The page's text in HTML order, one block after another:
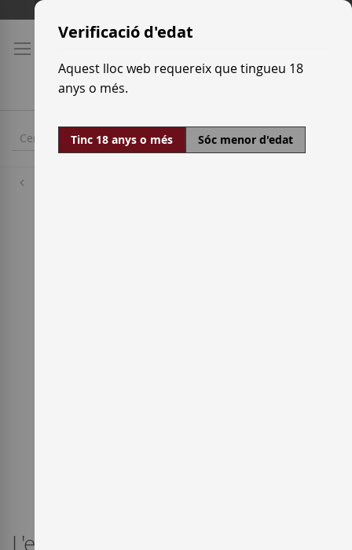
Skip
Content
L'elegància i la tradició defineixen
Verificació d'edat
Aquest lloc web requereix que tingueu 18
anys o més.
Tinc 18 anys o més Sóc menor d'edat